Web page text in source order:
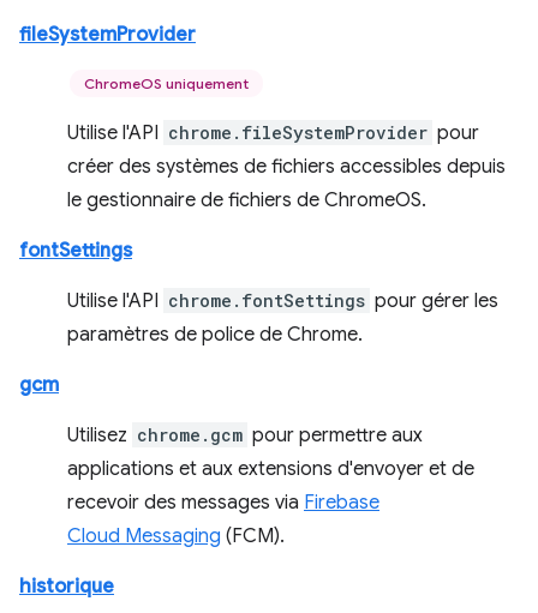
fileSystemProvider
ChromeOS uniquement
Utilise l'API chrome.fileSystemProvider pour
créer des systèmes de fichiers accessibles depuis
le gestionnaire de fichiers de ChromeOS.
fontSettings
Utilise l'API chrome.fontSettings pour gérer les
paramètres de police de Chrome.
gcm
Utilisez chrome.gcm pour permettre aux
applications et aux extensions d'envoyer et de
recevoir des messages via Firebase
Cloud Messaging (FCM).
historique